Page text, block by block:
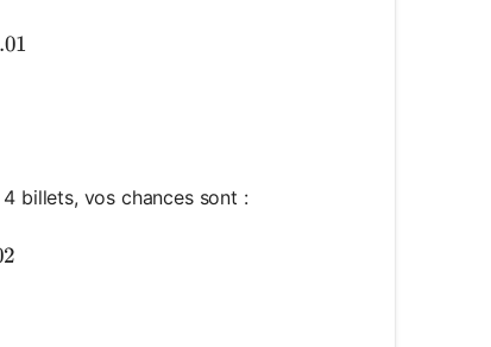
= \frac{10}{1000} = \frac{1}{100} = 0.01
= 1\%
billets, vos chances sont :
= \frac{4}{200} = \frac{1}{50} = 0.02